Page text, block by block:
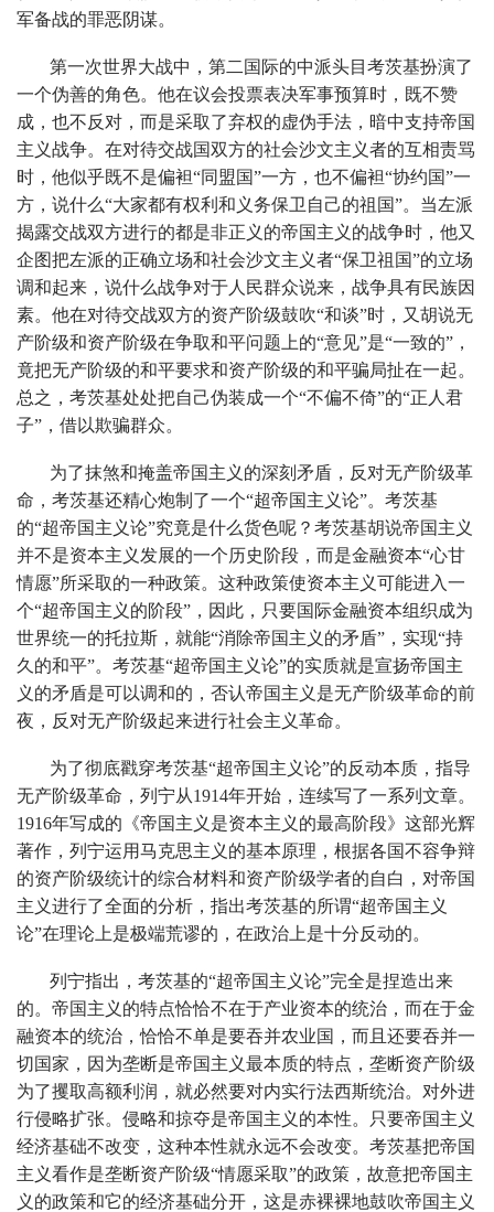
军备战的罪恶阴谋。
第一次世界大战中，第二国际的中派头目考茨基扮演了
一个伪善的角色。他在议会投票表决军事预算时，既不赞
成，也不反对，而是采取了弃权的虚伪手法，暗中支持帝国
主义战争。在对待交战国双方的社会沙文主义者的互相责骂
时，他似乎既不是偏袒“同盟国”一方，也不偏袒“协约国”一
方，说什么“大家都有权利和义务保卫自己的祖国”。当左派
揭露交战双方进行的都是非正义的帝国主义的战争时，他又
企图把左派的正确立场和社会沙文主义者“保卫祖国”的立场
调和起来，说什么战争对于人民群众说来，战争具有民族因
素。他在对待交战双方的资产阶级鼓吹“和谈”时，又胡说无
产阶级和资产阶级在争取和平问题上的“意见”是“一致的”，
竟把无产阶级的和平要求和资产阶级的和平骗局扯在一起。
总之，考茨基处处把自己伪装成一个“不偏不倚”的“正人君
子”，借以欺骗群众。
为了抹煞和掩盖帝国主义的深刻矛盾，反对无产阶级革
命，考茨基还精心炮制了一个“超帝国主义论”。考茨基
的“超帝国主义论”究竟是什么货色呢？考茨基胡说帝国主义
并不是资本主义发展的一个历史阶段，而是金融资本“心甘
情愿”所采取的一种政策。这种政策使资本主义可能进入一
个“超帝国主义的阶段”，因此，只要国际金融资本组织成为
世界统一的托拉斯，就能“消除帝国主义的矛盾”，实现“持
久的和平”。考茨基“超帝国主义论”的实质就是宣扬帝国主
义的矛盾是可以调和的，否认帝国主义是无产阶级革命的前
夜，反对无产阶级起来进行社会主义革命。
为了彻底戳穿考茨基“超帝国主义论”的反动本质，指导
无产阶级革命，列宁从1914年开始，连续写了一系列文章。
1916年写成的《帝国主义是资本主义的最高阶段》这部光辉
著作，列宁运用马克思主义的基本原理，根据各国不容争辩
的资产阶级统计的综合材料和资产阶级学者的自白，对帝国
主义进行了全面的分析，指出考茨基的所谓“超帝国主义
论”在理论上是极端荒谬的，在政治上是十分反动的。
列宁指出，考茨基的“超帝国主义论”完全是捏造出来
的。帝国主义的特点恰恰不在于产业资本的统治，而在于金
融资本的统治，恰恰不单是要吞并农业国，而且还要吞并一
切国家，因为垄断是帝国主义最本质的特点，垄断资产阶级
为了攫取高额利润，就必然要对内实行法西斯统治。对外进
行侵略扩张。侵略和掠夺是帝国主义的本性。只要帝国主义
经济基础不改变，这种本性就永远不会改变。考茨基把帝国
主义看作是垄断资产阶级“情愿采取”的政策，故意把帝国主
义的政策和它的经济基础分开，这是赤裸裸地鼓吹帝国主义